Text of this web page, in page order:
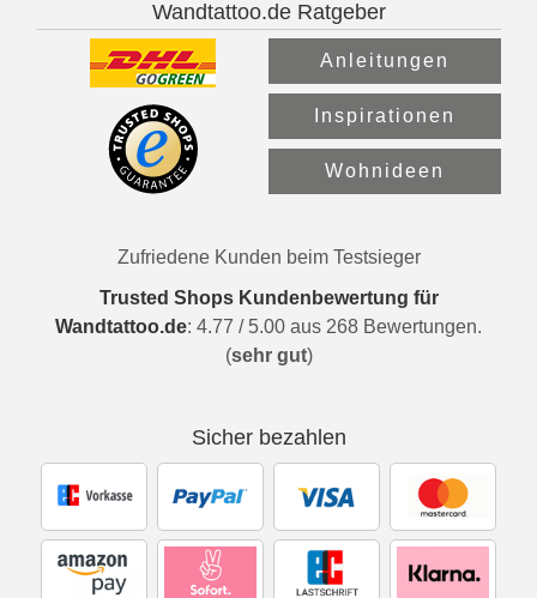
Wandtattoo.de Ratgeber
Anleitungen
Inspirationen
Wohnideen
Zufriedene Kunden beim Testsieger
Trusted Shops Kundenbewertung für
Wandtattoo.de: 4.77 / 5.00 aus 268 Bewertungen.
(sehr gut)
Sicher bezahlen